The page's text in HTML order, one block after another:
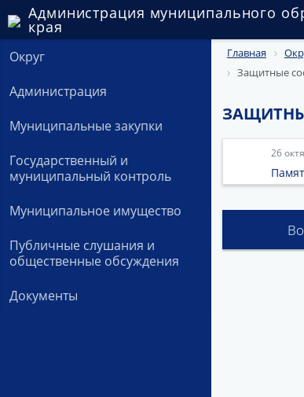
Администрация муниципального
края
Округ
Администрация
Муниципальные закупки
Государственный и
муниципальный контроль
Муниципальное имущество
Публичные слушания и
общественные обсуждения
Документы
Главная
Защитные
26